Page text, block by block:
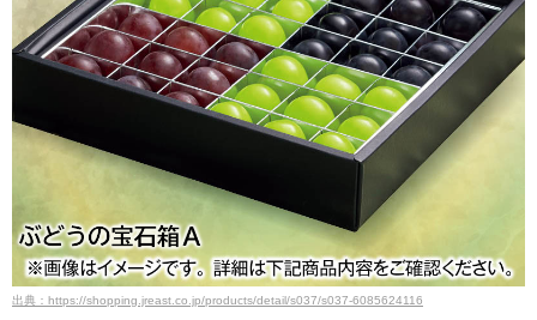
出典：https://shopping.jreast.co.jp/products/detail/s037/s037-6085624116